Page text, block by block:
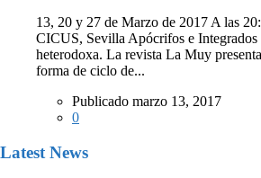
13, 20 y 27 de Marzo de 2017 A las
CICUS, Sevilla Apócrifos e Integrados
heterodoxa. La revista La Muy
forma de ciclo de...
Publicado marzo 13, 2017
0
Latest News